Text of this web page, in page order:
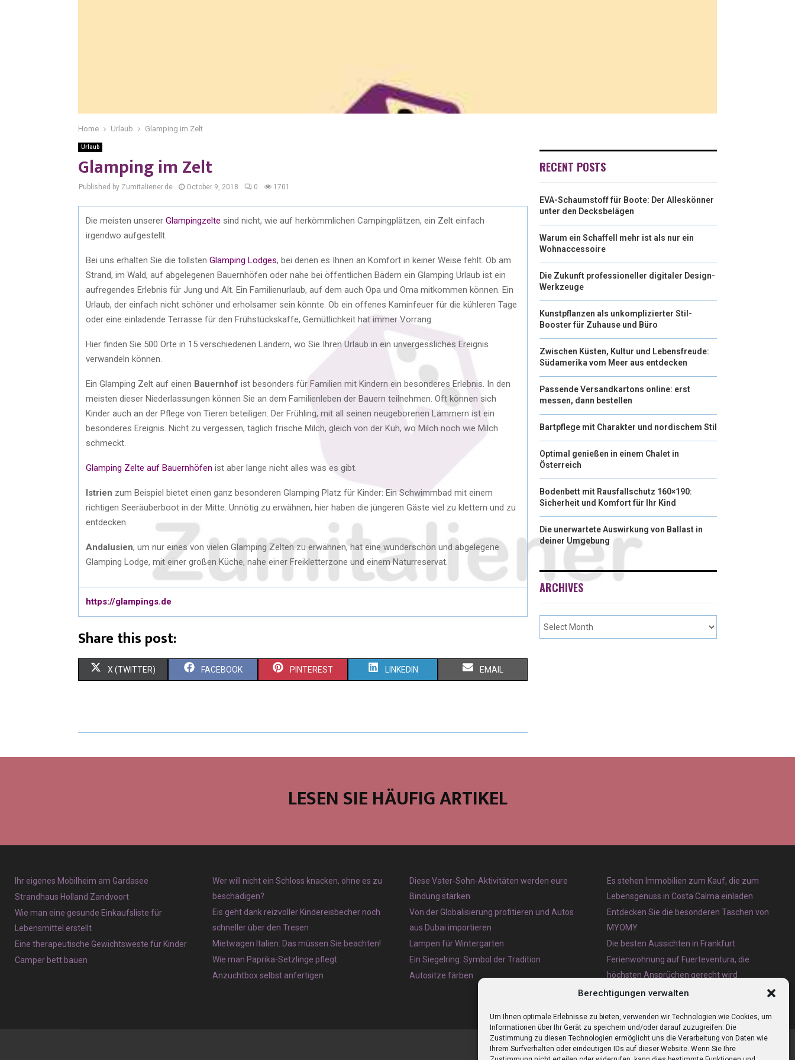
Berechtigungen verwalten
Um Ihnen optimale Erlebnisse zu bieten, verwenden wir Technologien wie Cookies, um
Informationen über Ihr Gerät zu speichern und/oder darauf zuzugreifen. Die
Zustimmung zu diesen Technologien ermöglicht uns die Verarbeitung von Daten wie
Ihrem Surfverhalten oder eindeutigen IDs auf dieser Website. Wenn Sie Ihre
Home Urlaub Glamping im Zelt
Urlaub
Glamping im Zelt
Published by Zumitaliener.de October 9, 2018 0 1701
Die meisten unserer Glampingzelte sind nicht, wie auf herkömmlichen Campingplätzen, ein Zelt einfach
irgendwo aufgestellt.
Bei uns erhalten Sie die tollsten Glamping Lodges, bei denen es Ihnen an Komfort in keiner Weise fehlt. Ob am
Strand, im Wald, auf abgelegenen Bauernhöfen oder nahe bei öffentlichen Bädern ein Glamping Urlaub ist ein
aufregendes Erlebnis für Jung und Alt. Ein Familienurlaub, auf dem auch Opa und Oma mitkommen können. Ein
Urlaub, der einfach nicht schöner und erholsamer sein könnte. Ob ein offenes Kaminfeuer für die kühleren Tage
oder eine einladende Terrasse für den Frühstückskaffe, Gemütlichkeit hat immer Vorrang.
Hier finden Sie 500 Orte in 15 verschiedenen Ländern, wo Sie Ihren Urlaub in ein unvergessliches Ereignis
verwandeln können.
Ein Glamping Zelt auf einen Bauernhof ist besonders für Familien mit Kindern ein besonderes Erlebnis. In den
meisten dieser Niederlassungen können Sie an dem Familienleben der Bauern teilnehmen. Oft können sich
Kinder auch an der Pflege von Tieren beteiligen. Der Frühling, mit all seinen neugeborenen Lämmern ist ein
besonderes Ereignis. Nicht zu vergessen, täglich frische Milch, gleich von der Kuh, wo Milch noch wie Milch
schmeckt.
Glamping Zelte auf Bauernhöfen ist aber lange nicht alles was es gibt.
Istrien zum Beispiel bietet einen ganz besonderen Glamping Platz für Kinder: Ein Schwimmbad mit einem
richtigen Seeräuberboot in der Mitte. Unnötig zu erwähnen, hier haben die jüngeren Gäste viel zu klettern und zu
entdecken.
Andalusien, um nur eines von vielen Glamping Zelten zu erwähnen, hat eine wunderschön und abgelegene
Glamping Lodge, mit einer großen Küche, nahe einer Freikletterzone und einem Naturreservat.
https://glampings.de
Share this post:
X (TWITTER) FACEBOOK PINTEREST LINKEDIN EMAIL
RECENT POSTS
EVA-Schaumstoff für Boote: Der Alleskönner
unter den Decksbelägen
Warum ein Schaffell mehr ist als nur ein
Wohnaccessoire
Die Zukunft professioneller digitaler Design-
Werkzeuge
Kunstpflanzen als unkomplizierter Stil-
Booster für Zuhause und Büro
Zwischen Küsten, Kultur und Lebensfreude:
Südamerika vom Meer aus entdecken
Passende Versandkartons online: erst
messen, dann bestellen
Bartpflege mit Charakter und nordischem Stil
Optimal genießen in einem Chalet in
Österreich
Bodenbett mit Rausfallschutz 160×190:
Sicherheit und Komfort für Ihr Kind
Die unerwartete Auswirkung von Ballast in
deiner Umgebung
ARCHIVES
LESEN SIE HÄUFIG ARTIKEL
Ihr eigenes Mobilheim am Gardasee
Strandhaus Holland Zandvoort
Wie man eine gesunde Einkaufsliste für
Lebensmittel erstellt
Eine therapeutische Gewichtsweste für Kinder
Camper bett bauen
Wer will nicht ein Schloss knacken, ohne es zu
beschädigen?
Eis geht dank reizvoller Kindereisbecher noch
schneller über den Tresen
Mietwagen Italien: Das müssen Sie beachten!
Wie man Paprika-Setzlinge pflegt
Anzuchtbox selbst anfertigen
Diese Vater-Sohn-Aktivitäten werden eure
Bindung stärken
Von der Globalisierung profitieren und Autos
aus Dubai importieren
Lampen für Wintergarten
Ein Siegelring: Symbol der Tradition
Autositze färben
Es stehen Immobilien zum Kauf, die zum
Lebensgenuss in Costa Calma einladen
Entdecken Sie die besonderen Taschen von
MYOMY
Die besten Aussichten in Frankfurt
Ferienwohnung auf Fuerteventura, die
höchsten Ansprüchen gerecht wird
Eternit Wellplatten Entsorgung lieber heute als